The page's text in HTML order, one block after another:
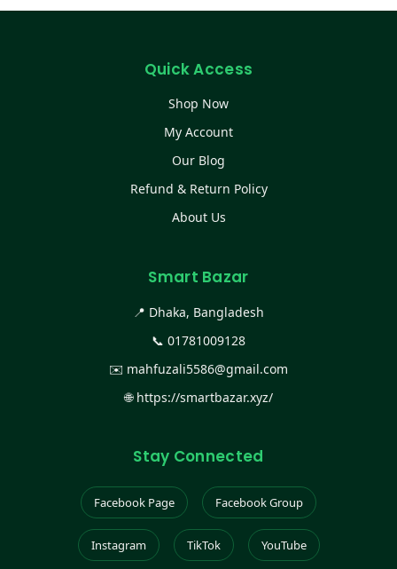
Quick Access
Shop Now
My Account
Our Blog
Refund & Return Policy
About Us
Smart Bazar
📍 Dhaka, Bangladesh
📞 01781009128
✉️ mahfuzali5586@gmail.com
🌐 https://smartbazar.xyz/
Stay Connected
Facebook Page Facebook Group
Instagram TikTok YouTube